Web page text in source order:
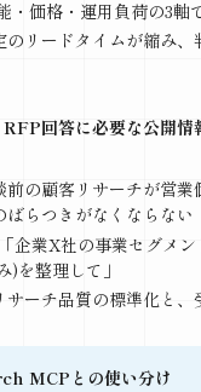
・価格・運用負荷の3軸
のリードタイムが縮み、
回答に必要な公開情
前の顧客リサーチが営業
ばらつきがなくならない
「企業X社の事業セグメ
)を整理して」
サーチ品質の標準化と、
MCPとの使い分け